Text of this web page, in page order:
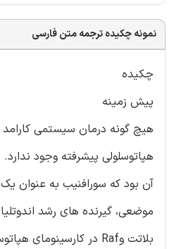
نمونه چکیده ترجمه متن فارسی
چکیده
پیش زمینه
هیچ گونه درمان سیستمی کارامد
هپاتوسلولی پیشرفته وجود
آن بود که سورافنیب به عنوان یک
موضعی، گیرنده های رشد
بلاتت وRaf در کارسینومای هپاتوسلولی کارامد است.